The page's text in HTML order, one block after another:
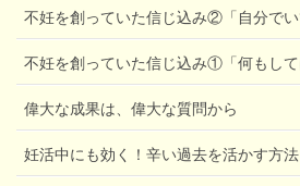
不妊を創っていた信じ込み②「自分でい
不妊を創っていた信じ込み①「何もして
偉大な成果は、偉大な質問から
妊活中にも効く！辛い過去を活かす方法